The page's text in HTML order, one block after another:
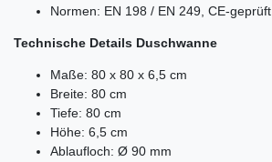
Normen: EN 198 / EN 249, CE-geprüft
Technische Details Duschwanne
Maße: 80 x 80 x 6,5 cm
Breite: 80 cm
Tiefe: 80 cm
Höhe: 6,5 cm
Ablaufloch: Ø 90 mm